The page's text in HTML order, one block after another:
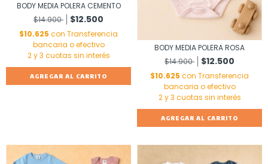
BODY MEDIA POLERA CEMENTO
$14.900
$12.500
$10.625 con Transferencia
bancaria o efectivo
AGREGAR AL CARRITO
BODY MEDIA POLERA ROSA
$14.900
$12.500
$10.625 con Transferencia
bancaria o efectivo
AGREGAR AL CARRITO